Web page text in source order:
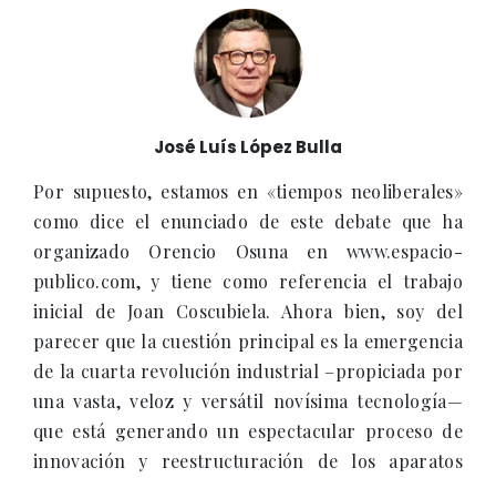
José Luís López Bulla
Por supuesto, estamos en «tiempos neoliberales»
como dice el enunciado de este debate que ha
organizado Orencio Osuna en www.espacio-
publico.com, y tiene como referencia el trabajo
inicial de Joan Coscubiela. Ahora bien, soy del
parecer que la cuestión principal es la emergencia
de la cuarta revolución industrial –propiciada por
una vasta, veloz y versátil novísima tecnología—
que está generando un espectacular proceso de
innovación y reestructuración de los aparatos